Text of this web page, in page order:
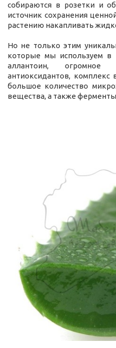
собираются в розетки и
источник сохранения
растению накапливать
Но не только этим
которые мы используем в
аллантоин, огромное
антиоксидантов, комплекс
большое количество
вещества, а также